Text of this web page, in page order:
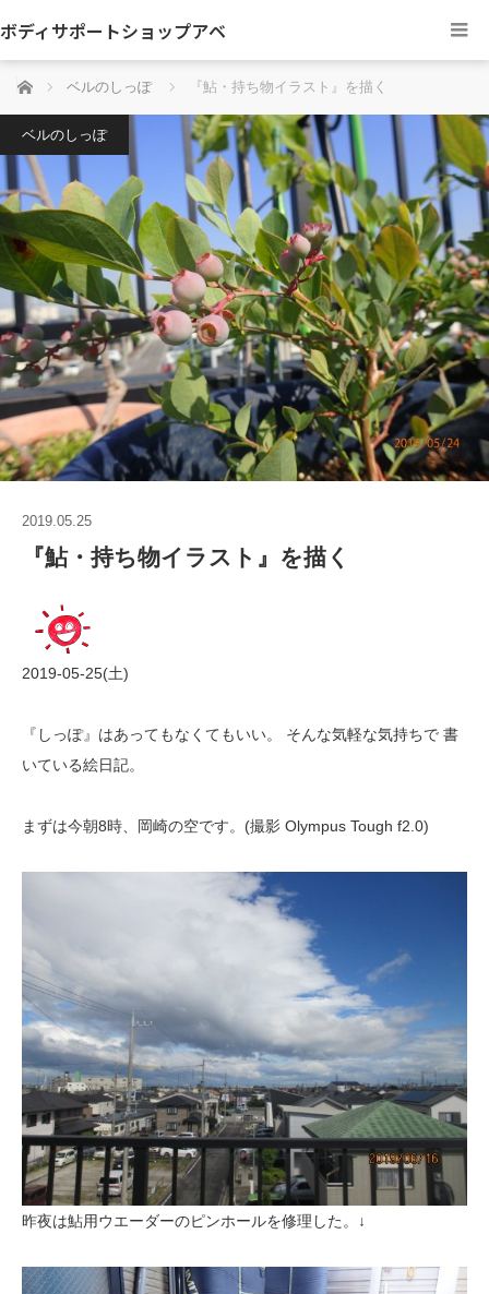
ボディサポートショップアベ
ホーム ベルのしっぽ 『鮎・持ち物イラスト』を描く
ベルのしっぽ
2019.05.25
『鮎・持ち物イラスト』を描く
2019-05-25(土)
『しっぽ』はあってもなくてもいい。 そんな気軽な気持ちで 書
いている絵日記。
まずは今朝8時、岡崎の空です。(撮影 Olympus Tough f2.0)
昨夜は鮎用ウエーダーのピンホールを修理した。↓